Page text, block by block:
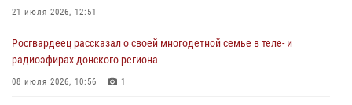
В Ростовской области экипаж вневедомственной охраны задержал
17 июля 2026, 07:24
Сотрудники вневедомственной охраны пресекли противоправные
21 июля 2026, 12:51
Росгвардеец рассказал о своей многодетной семье в теле- и
радиоэфирах донского региона
08 июля 2026, 10:56 1